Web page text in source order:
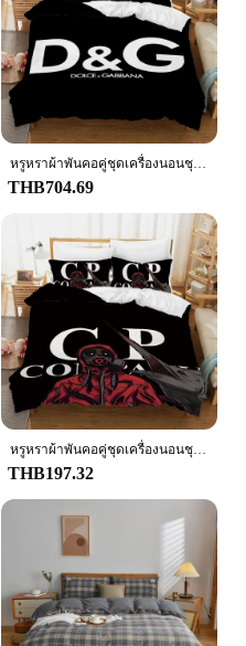
and guest
set includes a
sheets, ensuring that
is covered in luxury.
not only about
to withstand the rigors
The
lasting color retention,
making it a practical
looking to provide
clients. The ease of
to the quality of our
guests will enjoy a
experience.
Industry**
a bedding vendor, or
your product
sets are the perfect
wholesale pricing
clients a premium
the bank. Our sets are
of the hospitality
and luxurious
all types of
หรูหราผ้าพันคอคู่ชุดเครื่องนอนชุดเครื่องนอนผ้านวมคลุมเตียง Queen ผ้าพันคอชุดผ้านวมปลอกหมอนผ้านวม D-dolce Gabbanas
THB704.69
หรูหราผ้าพันคอคู่ชุดเครื่องนอนชุดเครื่องนอนผ้านวมคลุมเตียง Queen ผ้าพันคอชุดผ้านวมปลอกหมอนผ้านวม C-CP Companys
THB197.32